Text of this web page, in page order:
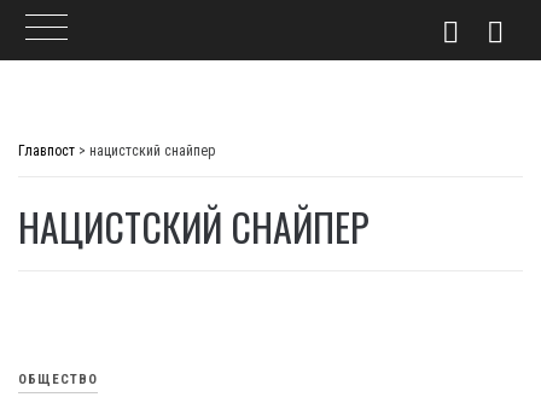
Главпост > нацистский снайпер
НАЦИСТСКИЙ СНАЙПЕР
ОБЩЕСТВО